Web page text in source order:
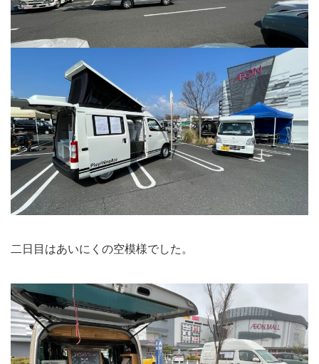
二日目はあいにくの空模様でした。